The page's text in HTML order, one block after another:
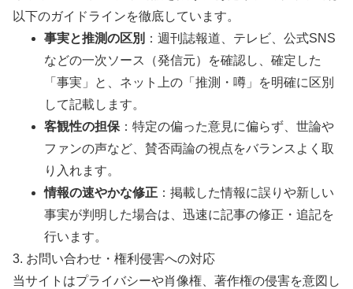
以下のガイドラインを徹底しています。
事実と推測の区別 ：週刊誌報道、テレビ、公式SNS
などの一次ソース（発信元）を確認し、確定した
「事実」と、ネット上の「推測・噂」を明確に区別
して記載します。
客観性の担保 ：特定の偏った意見に偏らず、世論や
ファンの声など、賛否両論の視点をバランスよく取
り入れます。
情報の速やかな修正 ：掲載した情報に誤りや新しい
事実が判明した場合は、迅速に記事の修正・追記を
行います。
3. お問い合わせ・権利侵害への対応
当サイトはプライバシーや肖像権、著作権の侵害を意図し